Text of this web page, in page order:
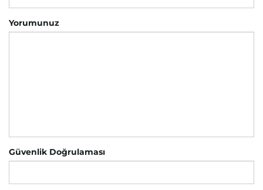
Yorumunuz
Güvenlik Doğrulaması